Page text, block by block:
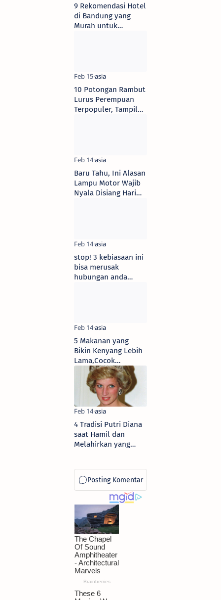
9 Rekomendasi Hotel
di Bandung yang
Murah untuk
10 Potongan Rambut
Lurus Perempuan
Terpopuler, Tampil
Baru Tahu, Ini Alasan
Lampu Motor Wajib
Nyala Disiang Hari
stop! 3 kebiasaan ini
bisa merusak
hubungan anda
5 Makanan yang
Bikin Kenyang Lebih
Lama,Cocok
Dikonsumsi Saat Lagi
Diet
4 Tradisi Putri Diana
saat Hamil dan
Melahirkan yang